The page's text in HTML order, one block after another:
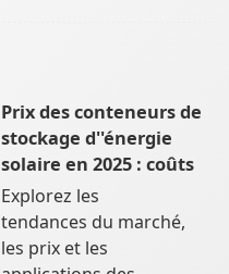
Prix des conteneurs de
stockage d''énergie
solaire en 2025 : coûts
Explorez les
tendances du marché,
les prix et les